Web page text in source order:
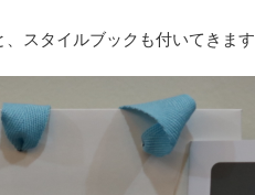
スタイルブックも付いてきます